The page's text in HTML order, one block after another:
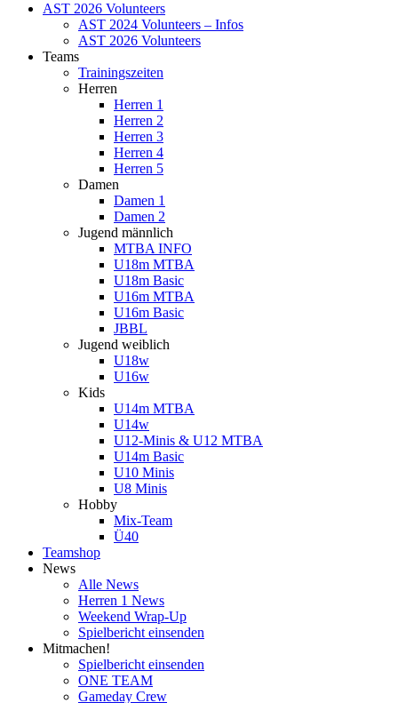
AST 2026 Volunteers
AST 2024 Volunteers – Infos
AST 2026 Volunteers
Teams
Trainingszeiten
Herren
Herren 1
Herren 2
Herren 3
Herren 4
Herren 5
Damen
Damen 1
Damen 2
Jugend männlich
MTBA INFO
U18m MTBA
U18m Basic
U16m MTBA
U16m Basic
JBBL
Jugend weiblich
U18w
U16w
Kids
U14m MTBA
U14w
U12-Minis & U12 MTBA
U14m Basic
U10 Minis
U8 Minis
Hobby
Mix-Team
Ü40
Teamshop
News
Alle News
Herren 1 News
Weekend Wrap-Up
Spielbericht einsenden
Mitmachen!
Spielbericht einsenden
ONE TEAM
Gameday Crew